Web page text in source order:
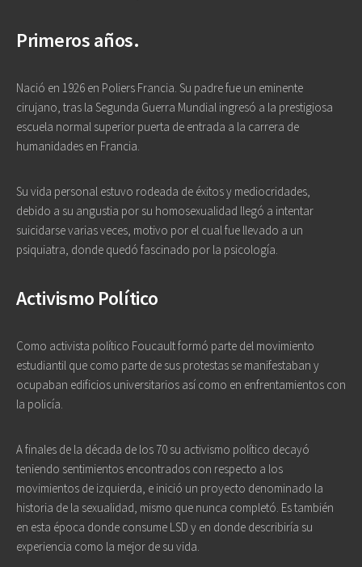
Primeros años.
Nació en 1926 en Poliers Francia. Su padre fue un eminente
cirujano, tras la Segunda Guerra Mundial ingresó a la prestigiosa
escuela normal superior puerta de entrada a la carrera de
humanidades en Francia.
Su vida personal estuvo rodeada de éxitos y mediocridades,
debido a su angustia por su homosexualidad llegó a intentar
suicidarse varias veces, motivo por el cual fue llevado a un
psiquiatra, donde quedó fascinado por la psicología.
Activismo Político
Como activista político Foucault formó parte del movimiento
estudiantil que como parte de sus protestas se manifestaban y
ocupaban edificios universitarios así como en enfrentamientos con
la policía.
A finales de la década de los 70 su activismo político decayó
teniendo sentimientos encontrados con respecto a los
movimientos de izquierda, e inició un proyecto denominado la
historia de la sexualidad, mismo que nunca completó. Es también
en esta época donde consume LSD y en donde describiría su
experiencia como la mejor de su vida.